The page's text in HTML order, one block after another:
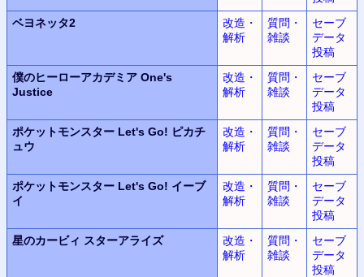
ベヨネッタ2
改造・
解析
質問・
雑談
セーブ
データ
投稿
僕のヒーローアカデミア One's
Justice
改造・
解析
質問・
雑談
セーブ
データ
投稿
ポケットモンスター Let's Go! ピカチ
ュウ
改造・
解析
質問・
雑談
セーブ
データ
投稿
ポケットモンスター Let's Go! イーブ
イ
改造・
解析
質問・
雑談
セーブ
データ
投稿
星のカービィ スターアライズ
改造・
解析
質問・
雑談
セーブ
データ
投稿